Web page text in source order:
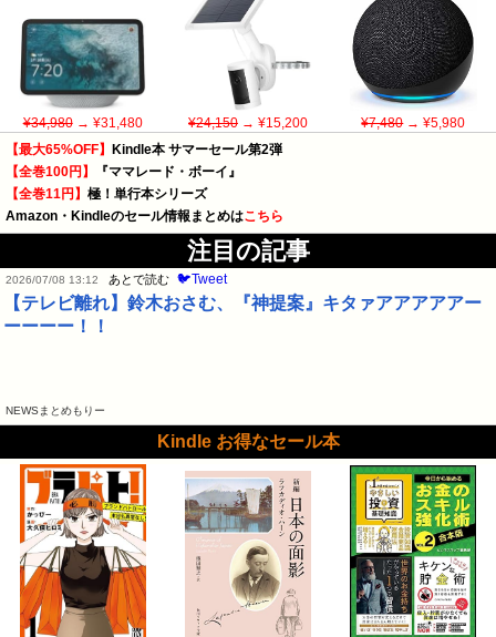
¥34,980→ ¥31,480 ¥24,150→ ¥15,200 ¥7,480→ ¥5,980
【最大65%OFF】
Kindle本 サマーセール第2弾
【全巻100円】
『ママレード・ボーイ』
【全巻11円】 極！単行本シリーズ
Amazon・Kindleのセール情報まとめはこちら
注目の記事
2026/07/08 13:12 あとで読む 🐦Tweet
【テレビ離れ】鈴木おさむ、『神提案』キタァアアアアアー
ーーーー！！
NEWSまとめもりー
Kindle お得なセール本